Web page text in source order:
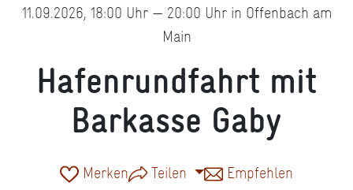
11.09.2026, 18:00 Uhr — 20:00 Uhr in Offenbach am
Main
Hafenrundfahrt mit
Barkasse Gaby
Merken Teilen Empfehlen